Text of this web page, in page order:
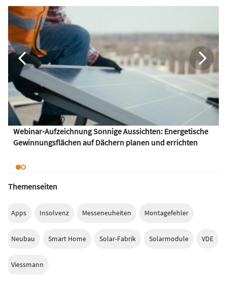
Webinar-Aufzeichnung Sonnige Aussichten: Energetische
Gewinnungsflächen auf Dächern planen und errichten
Themenseiten
Apps Insolvenz Messeneuheiten Montagefehler
Neubau Smart Home Solar-Fabrik Solarmodule VDE
Viessmann